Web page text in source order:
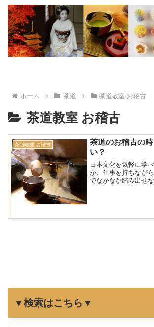
ホーム 茶道 茶道教室 お稽古
茶道教室 お稽古
茶道教室 お稽古
茶道のお稽古の
い？
日本文化を気軽に学
が、仕事を持ちなが
でなかなか踏み出せ
▼検索はこちら▼